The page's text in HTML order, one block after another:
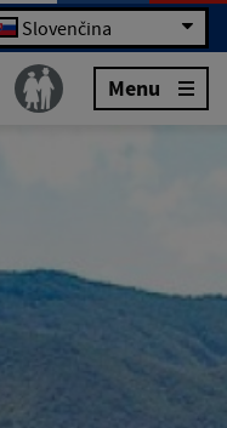
Slovenčina
Menu